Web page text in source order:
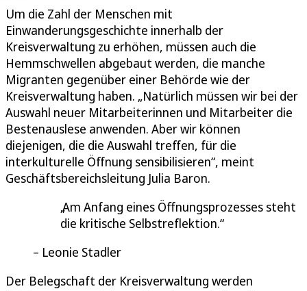
Um die Zahl der Menschen mit
Einwanderungsgeschichte innerhalb der
Kreisverwaltung zu erhöhen, müssen auch die
Hemmschwellen abgebaut werden, die manche
Migranten gegenüber einer Behörde wie der
Kreisverwaltung haben. „Natürlich müssen wir bei der
Auswahl neuer Mitarbeiterinnen und Mitarbeiter die
Bestenauslese anwenden. Aber wir können
diejenigen, die die Auswahl treffen, für die
interkulturelle Öffnung sensibilisieren“, meint
Geschäftsbereichsleitung Julia Baron.
Am Anfang eines Öffnungsprozesses steht
die kritische Selbstreflektion.
Leonie Stadler
Der Belegschaft der Kreisverwaltung werden